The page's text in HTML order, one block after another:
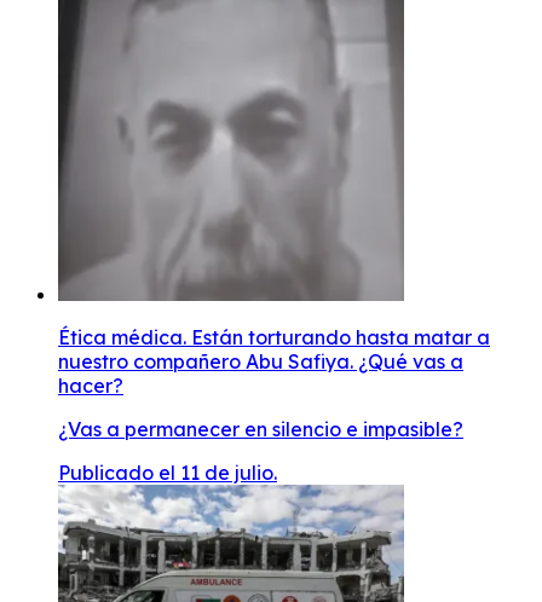
Ética médica. Están torturando hasta matar a
nuestro compañero Abu Safiya. ¿Qué vas a
hacer?
¿Vas a permanecer en silencio e impasible?
Publicado el 11 de julio.